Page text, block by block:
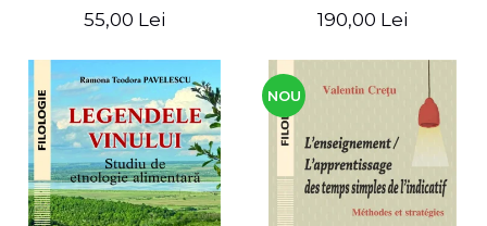
55,00 Lei
Armağan/ POLIFONII
și civilizația turcă în lume.
Centenarului
190,00 Lei
NOU